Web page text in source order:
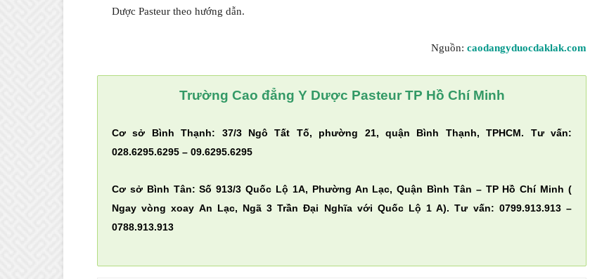
Dược Pasteur theo hướng dẫn.
Nguồn: caodangyduocdaklak.com
Trường Cao đẳng Y Dược Pasteur TP Hồ Chí Minh
Cơ sở Bình Thạnh: 37/3 Ngô Tất Tố, phường 21, quận Bình Thạnh, TPHCM. Tư vấn:
028.6295.6295 – 09.6295.6295
Cơ sở Bình Tân: Số 913/3 Quốc Lộ 1A, Phường An Lạc, Quận Bình Tân – TP Hồ Chí Minh (
Ngay vòng xoay An Lạc, Ngã 3 Trần Đại Nghĩa với Quốc Lộ 1 A). Tư vấn: 0799.913.913 –
0788.913.913